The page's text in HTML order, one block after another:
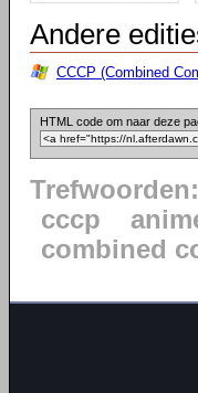
Andere
CCCP (Combined
HTML code om naar deze
Trefwoorden:
cccp
combined